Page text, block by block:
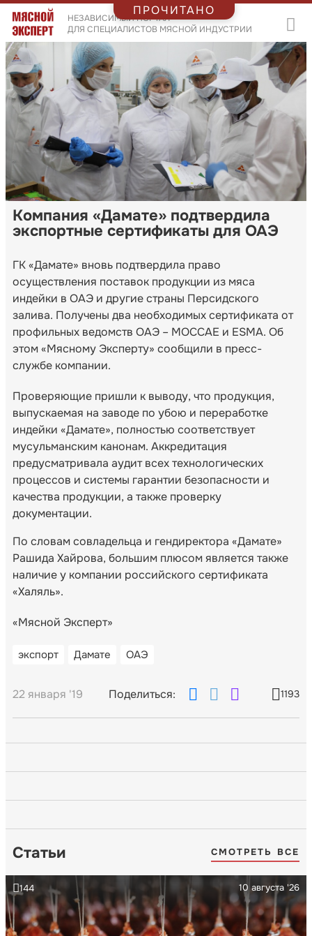
НЕЗАВИСИМЫЙ ПОРТАЛ
ДЛЯ СПЕЦИАЛИСТОВ МЯСНОЙ ИНДУСТРИИ
Компания «Дамате» подтвердила
экспортные сертификаты для ОАЭ
ГК «Дамате» вновь подтвердила право
осуществления поставок продукции из мяса
индейки в ОАЭ и другие страны Персидского
залива. Получены два необходимых сертификата от
профильных ведомств ОАЭ – MOCCAE и ESMA. Об
этом «Мясному Эксперту» сообщили в пресс-
службе компании.
Проверяющие пришли к выводу, что продукция,
выпускаемая на заводе по убою и переработке
индейки «Дамате», полностью соответствует
мусульманским канонам. Аккредитация
предусматривала аудит всех технологических
процессов и системы гарантии безопасности и
качества продукции, а также проверку
документации.
По словам совладельца и гендиректора «Дамате»
Рашида Хайрова, большим плюсом является также
наличие у компании российского сертификата
«Халяль».
«Мясной Эксперт»
экспорт Дамате ОАЭ
22 января '19 Поделиться: 1193
Статьи СМОТРЕТЬ ВСЕ
10 августа '26
144
ПРОЧИТАНО